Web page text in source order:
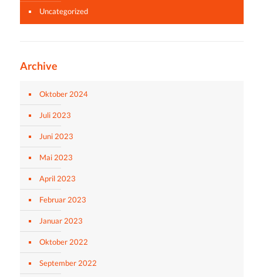
Uncategorized
Archive
Oktober 2024
Juli 2023
Juni 2023
Mai 2023
April 2023
Februar 2023
Januar 2023
Oktober 2022
September 2022